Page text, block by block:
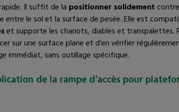
Il suffit de la positionner solidement
entre le sol et la surface de pesée. Elle est
et supporte les chariots, diables et transpalettes.
sur une surface plane et d’en vérifier
immédiat, sans outillage spécifique.
de la rampe d’accès pour